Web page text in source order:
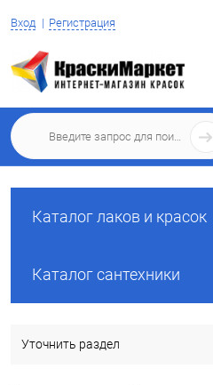
Вход Регистрация
Каталог лаков и красок
Каталог сантехники
Уточнить раздел